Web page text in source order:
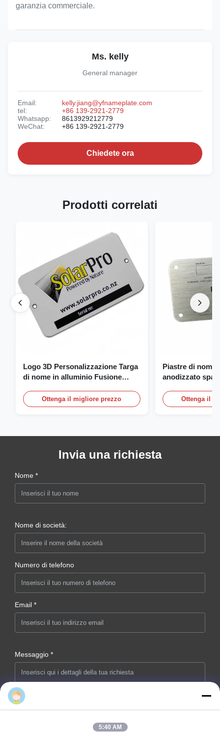
garanzia commerciale.
Ms. kelly
General manager
Email:
kelly.jiang@yfnameplate.com
tel:
+86 139-2921-2779
Whatsapp:
8613929212779
WeChat:
+86 139-2921-2779
Chiedete ora
Prodotti correlati
Logo 3D Personalizzazione Targa
di nome in alluminio Fusione
Ottenga il migliore prezzo
Piastre di nome
anodizzato
con logoOttenga il
Invia una richiesta
Nome *
Nome di società:
Numero di telefono
Email *
Messaggio *
5:40 AM